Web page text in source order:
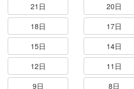
21日
20日
18日
17日
15日
14日
12日
11日
9日
8日